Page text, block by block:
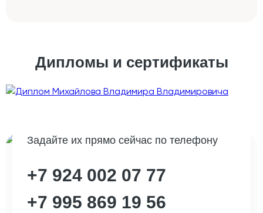
Дипломы и сертификаты
Задайте их прямо сейчас по телефону
+7 924 002 07 77
+7 995 869 19 56